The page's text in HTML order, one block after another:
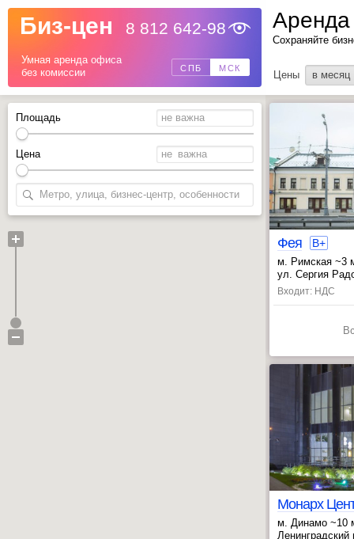
Биз-цен
СПБ МСК
Умная аренда офиса
без комиссии
8 812 642-98
Площадь
Цена
Назад
Сохраняйте
Цены в месяц
Фея B+
м. Римская ~3
,ул. Сергия
Входит: НДС
Монарх
м. Динамо ~10
, Беговая ~19